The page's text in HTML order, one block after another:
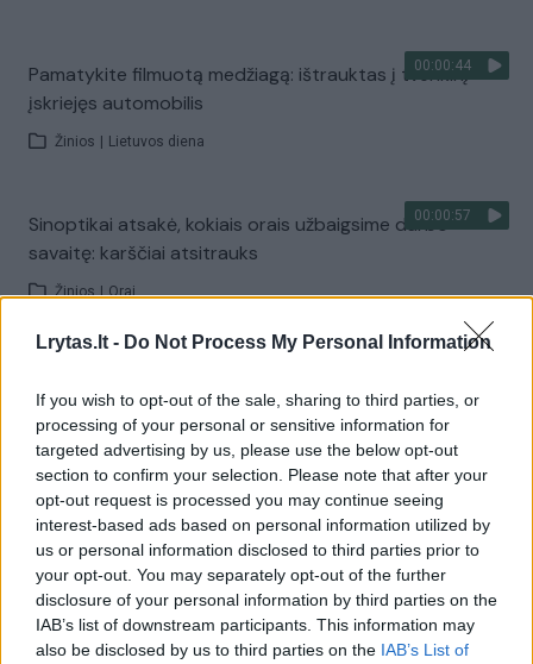
Lrytas.lt - Do Not Process My Personal Information
If you wish to opt-out of the sale, sharing to third parties, or
processing of your personal or sensitive information for
targeted advertising by us, please use the below opt-out
section to confirm your selection. Please note that after your
opt-out request is processed you may continue seeing
interest-based ads based on personal information utilized by
us or personal information disclosed to third parties prior to
your opt-out. You may separately opt-out of the further
disclosure of your personal information by third parties on the
IAB’s list of downstream participants. This information may
also be disclosed by us to third parties on the IAB’s List of
00:00:44
Pamatykite filmuotą medžiagą: ištrauktas į tvenkinį
įskriejęs automobilis
Žinios Lietuvos diena
00:00:57
Sinoptikai atsakė, kokiais orais užbaigsime darbo
savaitę: karščiai atsitrauks
Žinios | Orai
Žiūrimiausi įrašai
00:00:30
Vaizdai iš tragiškos avarijos Vilniaus r.: dviejų moterų ir
vaiko gyvybių išgelbėti nepavyko